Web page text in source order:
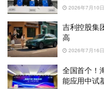
2026年7月10日
吉利控股集
高
2026年7月16日
全国首个！
能应用中试